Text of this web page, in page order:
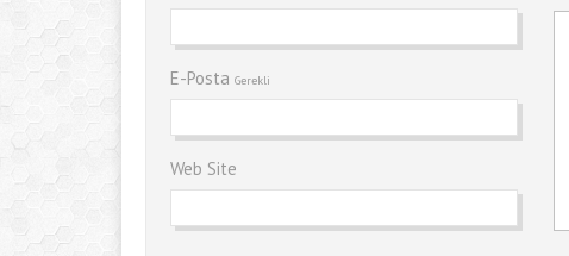
E-Posta Gerekli
Web Site